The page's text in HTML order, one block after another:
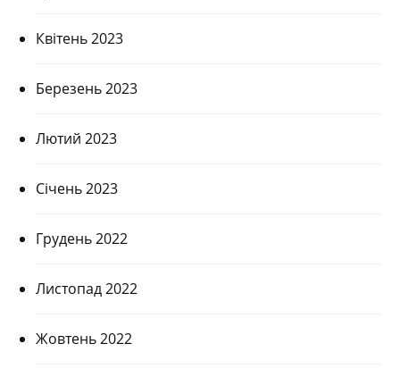
Квітень 2023
Березень 2023
Лютий 2023
Січень 2023
Грудень 2022
Листопад 2022
Жовтень 2022